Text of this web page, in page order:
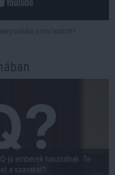
jú emberek használnak. Te
a szavakat?